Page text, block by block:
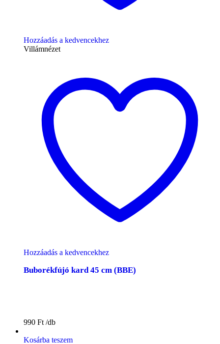
Hozzáadás a kedvencekhez
Villámnézet
Hozzáadás a kedvencekhez
Buborékfújó kard 45 cm (BBE)
990 Ft
Kosárba teszem